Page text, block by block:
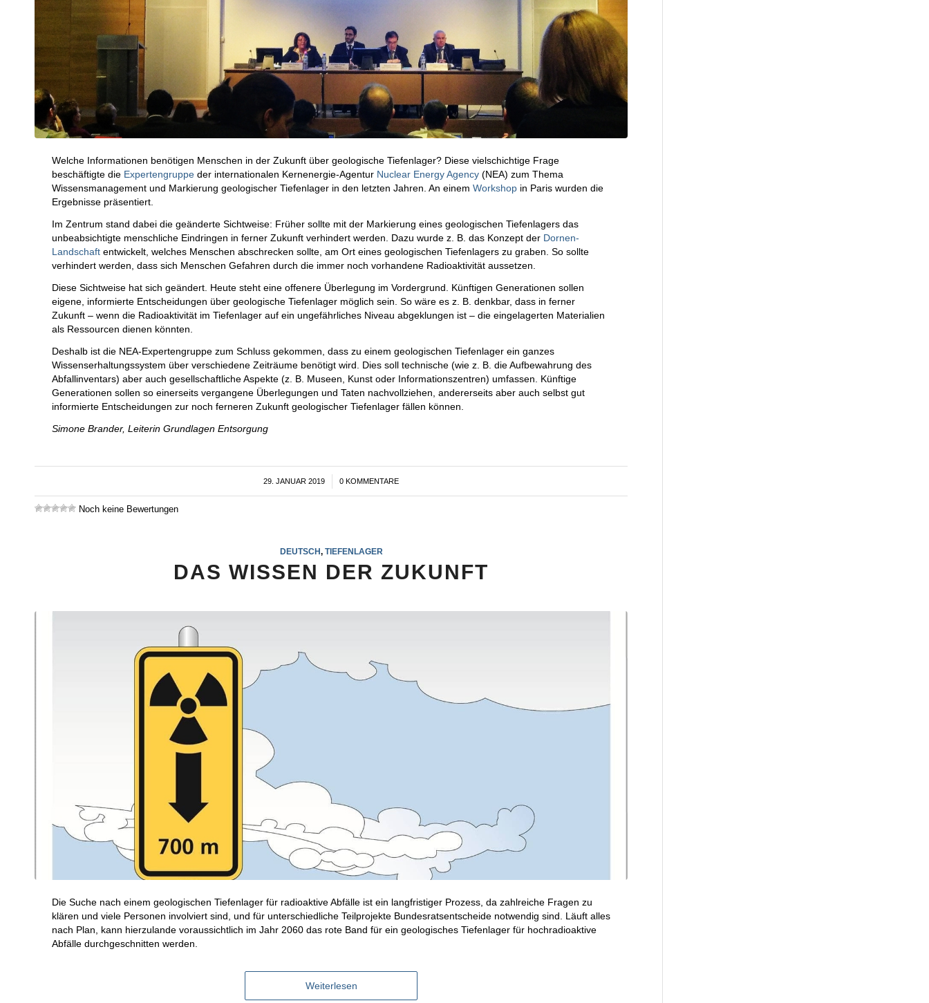
Welche Informationen benötigen Menschen in der Zukunft über geologische Tiefenlager? Diese vielschichtige Frage
beschäftigte die Expertengruppe der internationalen Kernenergie-Agentur Nuclear Energy Agency (NEA) zum Thema
Wissensmanagement und Markierung geologischer Tiefenlager in den letzten Jahren. An einem Workshop in Paris wurden die
Ergebnisse präsentiert.
Im Zentrum stand dabei die geänderte Sichtweise: Früher sollte mit der Markierung eines geologischen Tiefenlagers das
unbeabsichtigte menschliche Eindringen in ferner Zukunft verhindert werden. Dazu wurde z. B. das Konzept der Dornen-
Landschaft entwickelt, welches Menschen abschrecken sollte, am Ort eines geologischen Tiefenlagers zu graben. So sollte
verhindert werden, dass sich Menschen Gefahren durch die immer noch vorhandene Radioaktivität aussetzen.
Diese Sichtweise hat sich geändert. Heute steht eine offenere Überlegung im Vordergrund. Künftigen Generationen sollen
eigene, informierte Entscheidungen über geologische Tiefenlager möglich sein. So wäre es z. B. denkbar, dass in ferner
Zukunft – wenn die Radioaktivität im Tiefenlager auf ein ungefährliches Niveau abgeklungen ist – die eingelagerten Materialien
als Ressourcen dienen könnten.
Deshalb ist die NEA-Expertengruppe zum Schluss gekommen, dass zu einem geologischen Tiefenlager ein ganzes
Wissenserhaltungssystem über verschiedene Zeiträume benötigt wird. Dies soll technische (wie z. B. die Aufbewahrung des
Abfallinventars) aber auch gesellschaftliche Aspekte (z. B. Museen, Kunst oder Informationszentren) umfassen. Künftige
Generationen sollen so einerseits vergangene Überlegungen und Taten nachvollziehen, andererseits aber auch selbst gut
informierte Entscheidungen zur noch ferneren Zukunft geologischer Tiefenlager fällen können.
Simone Brander, Leiterin Grundlagen Entsorgung
29. JANUAR 2019
/ 0 KOMMENTARE
Noch keine Bewertungen
DEUTSCH, TIEFENLAGER
DAS WISSEN DER ZUKUNFT
Die Suche nach einem geologischen Tiefenlager für radioaktive Abfälle ist ein langfristiger Prozess, da zahlreiche Fragen zu
klären und viele Personen involviert sind, und für unterschiedliche Teilprojekte Bundesratsentscheide notwendig sind. Läuft alles
nach Plan, kann hierzulande voraussichtlich im Jahr 2060 das rote Band für ein geologisches Tiefenlager für hochradioaktive
Abfälle durchgeschnitten werden.
Weiterlesen